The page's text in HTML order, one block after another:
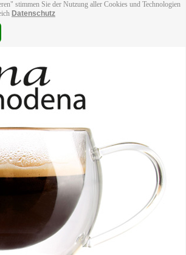
stimmen Sie der Nutzung aller Cookies und Technologien
Datenschutz